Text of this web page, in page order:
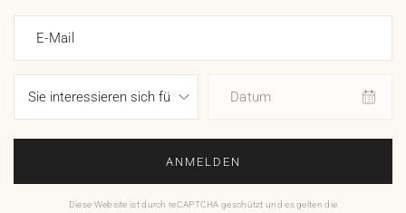
E-Mail
Datum
ANMELDEN
Diese Website ist durch reCAPTCHA geschützt und es gelten die